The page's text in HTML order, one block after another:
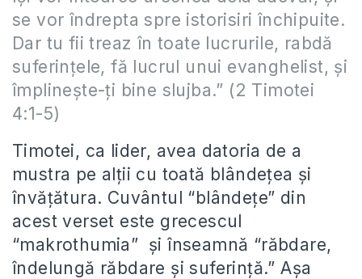
se vor îndrepta spre istorisiri închipuite.
Dar tu fii treaz în toate lucrurile, rabdă
suferințele, fă lucrul unui evanghelist, și
împlinește-ți bine slujba.” (2 Timotei
4:1-5)
Timotei, ca lider, avea datoria de a
mustra pe alții cu toată blândețea și
învățătura. Cuvântul “blândețe” din
acest verset este grecescul
“makrothumia” și înseamnă “răbdare,
îndelungă răbdare și suferință.” Așa